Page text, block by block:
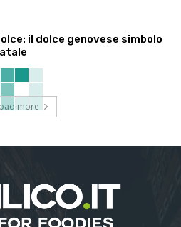
il dolce genovese simbolo
more